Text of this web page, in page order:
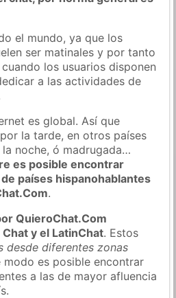
el mundo, ya que los
ser matinales y por tanto
los usuarios disponen
a las actividades de
es global. Así que
la tarde, en otros países
noche, ó madrugada…
es posible encontrar
países hispanohablantes
.
QuieroChat.Com
y el LatinChat. Estos
desde diferentes zonas
modo es posible encontrar
a las de mayor afluencia